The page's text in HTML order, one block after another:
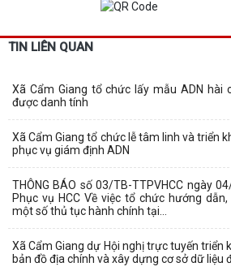
TIN LIÊN QUAN
Xã Cẩm Giang tổ chức lấy mẫu ADN hài
được danh tính
Xã Cẩm Giang tổ chức lễ tâm linh và triển
phục vụ giám định ADN
THÔNG BÁO số 03/TB-TTPVHCC ngày
Phục vụ HCC Về việc tổ chức hướng
một số thủ tục hành chính tại...
Xã Cẩm Giang dự Hội nghị trực tuyến triển
bản đồ địa chính và xây dựng cơ sở dữ liệu